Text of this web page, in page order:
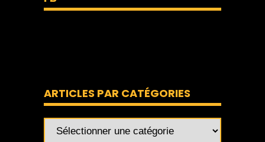
ARTICLES PAR CATÉGORIES